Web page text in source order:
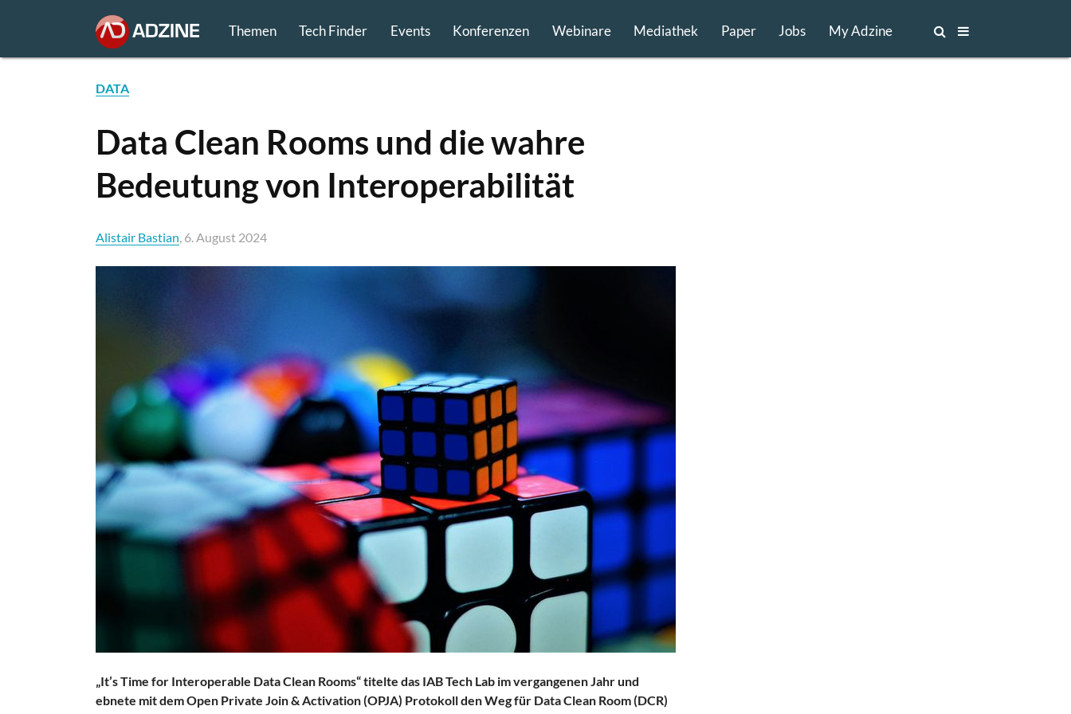
Themen Tech Finder Events Konferenzen Webinare Mediathek Paper Jobs My Adzine
DATA
Data Clean Rooms und die wahre
Bedeutung von Interoperabilität
Alistair Bastian, 6. August 2024
„It’s Time for Interoperable Data Clean Rooms“ titelte das IAB Tech Lab im vergangenen Jahr und
ebnete mit dem Open Private Join & Activation (OPJA) Protokoll den Weg für Data Clean Room (DCR)